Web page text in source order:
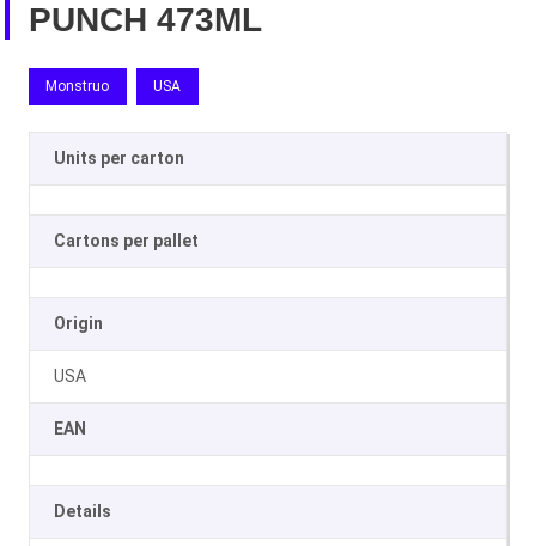
PUNCH 473ML
Monstruo USA
Units per carton
Cartons per pallet
Origin
USA
EAN
Details